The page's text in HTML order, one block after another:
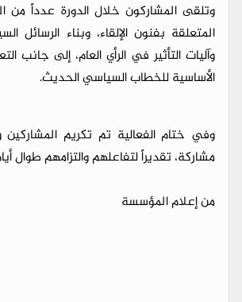
وتلقى المشاركون خلال الدورة عدداً من
المتعلقة بفنون الإلقاء، وبناء الرسائل
وآليات التأثير في الرأي العام، إلى جانب
الأساسية للخطاب السياسي الحديث.
وفي ختام الفعالية تم تكريم
مشاركة، تقديراً لتفاعلهم والتزامهم طوال
من إعلام المؤسسة